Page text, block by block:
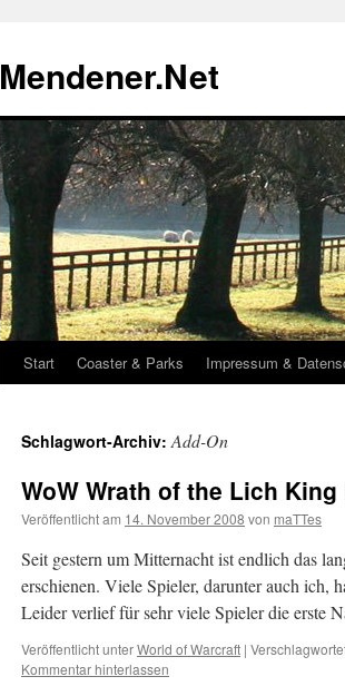
springen
Mendener.Net
Start Coaster & Parks Impressum &
Schlagwort-Archiv:Add-On
WoW Wrath of the Lich
Veröffentlicht am 14. November 2008 von maTTes
Seit gestern um Mitternacht ist endlich das
erschienen. Viele Spieler, darunter auch ich,
Leider verlief für sehr viele Spieler die erste
Veröffentlicht unterWorld of Warcraft |
Kommentar hinterlassen